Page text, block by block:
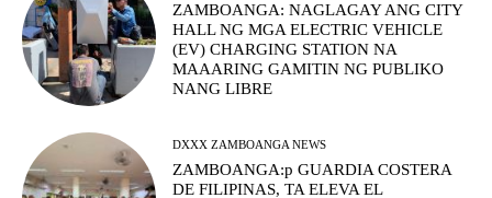
ZAMBOANGA: NAGLAGAY ANG CITY
HALL NG MGA ELECTRIC VEHICLE
(EV) CHARGING STATION NA
MAAARING GAMITIN NG PUBLIKO
NANG LIBRE
DXXX ZAMBOANGA NEWS
ZAMBOANGA:p GUARDIA COSTERA
DE FILIPINAS, TA ELEVA EL